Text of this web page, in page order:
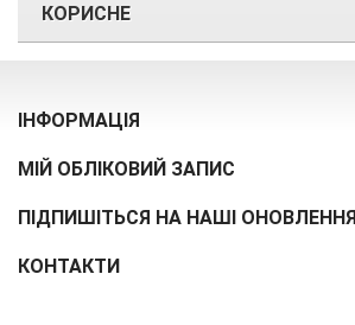
КОРИСНЕ
ІНФОРМАЦІЯ
МІЙ ОБЛІКОВИЙ ЗАПИС
ПІДПИШІТЬСЯ НА НАШІ ОНОВЛЕННЯ
КОНТАКТИ